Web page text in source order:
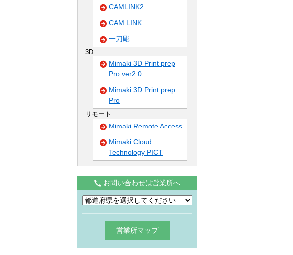
CAMLINK2
CAM LINK
一刀彫
3D
Mimaki 3D Print prep
Pro ver2.0
Mimaki 3D Print prep
Pro
リモート
Mimaki Remote Access
Mimaki Cloud
Technology PICT
お問い合わせは営業所へ
営業所マップ